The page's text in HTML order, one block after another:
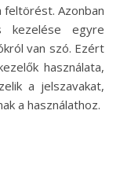
feltörést. Azonban
kezelése egyre
van szó. Ezért
használata,
a jelszavakat,
a használathoz.